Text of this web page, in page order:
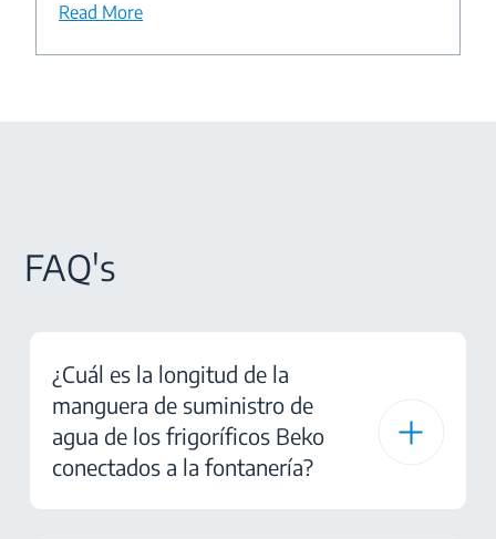
Read More
FAQ's
¿Cuál es la longitud de la
manguera de suministro de
agua de los frigoríficos Beko
conectados a la fontanería?